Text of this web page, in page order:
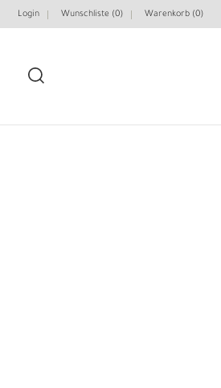
Login Wunschliste (0) Warenkorb (0)